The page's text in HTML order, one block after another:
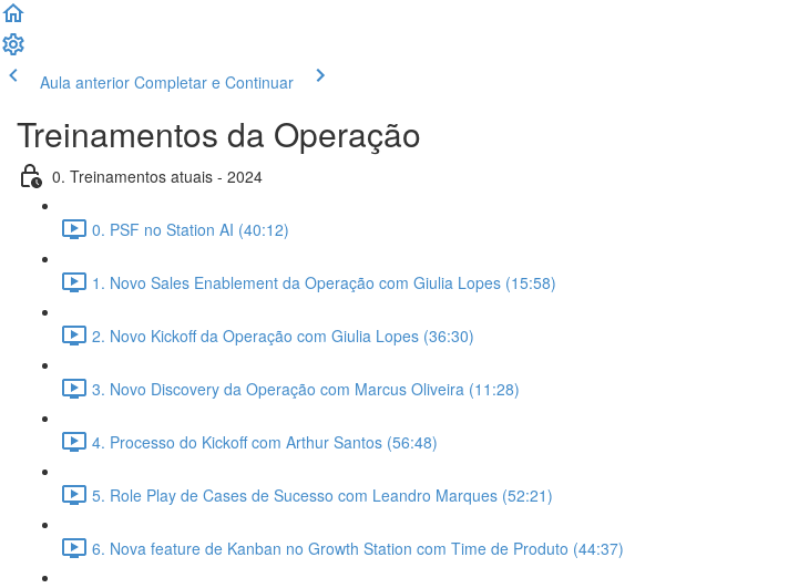
Aula anterior Completar e Continuar
Treinamentos da Operação
0. Treinamentos atuais - 2024
0. PSF no Station AI (40:12)
1. Novo Sales Enablement da Operação com Giulia Lopes (15:58)
2. Novo Kickoff da Operação com Giulia Lopes (36:30)
3. Novo Discovery da Operação com Marcus Oliveira (11:28)
4. Processo do Kickoff com Arthur Santos (56:48)
5. Role Play de Cases de Sucesso com Leandro Marques (52:21)
6. Nova feature de Kanban no Growth Station com Time de Produto (44:37)